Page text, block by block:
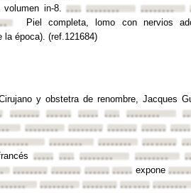
volumen in-8.•••••••••••••••• ••••••••
Piel completa, lomo con nervios
la época). (ref.121684)
y obstetra de renombre, Jacques
•••••••• ••••••••••••••••••••••••••••••••
•••••••• •••••••• ••••••••••••••••
•••••••• •••••••• ••••••••
•••••••••••••••••••••••• ••••••••
•••••••• ••••••••••••••••••••••••expone
•••••••• •••••••• ••••••••••••••••